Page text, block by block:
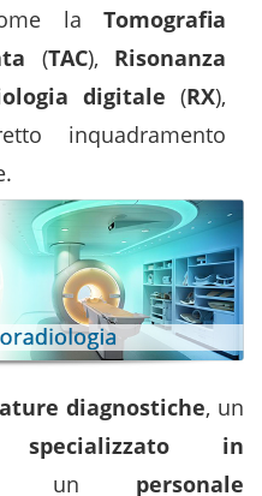
la Tomografia
(TAC), Risonanza
digitale (RX),
inquadramento
diagnostiche, un
specializzato in
un personale